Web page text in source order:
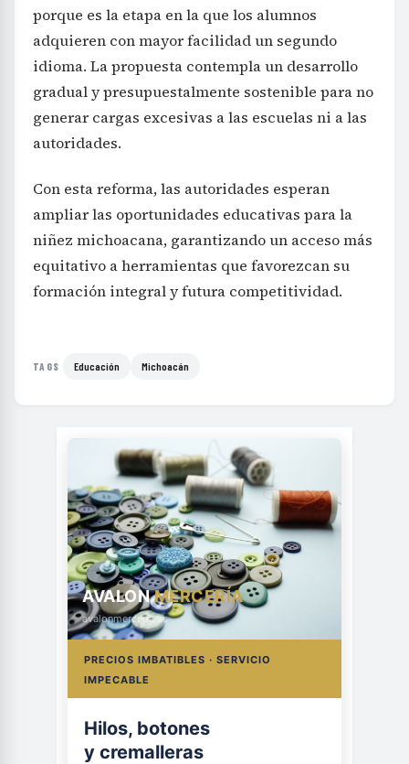
porque es la etapa en la que los alumnos
adquieren con mayor facilidad un segundo
idioma. La propuesta contempla un desarrollo
gradual y presupuestalmente sostenible para no
generar cargas excesivas a las escuelas ni a las
autoridades.
Con esta reforma, las autoridades esperan
ampliar las oportunidades educativas para la
niñez michoacana, garantizando un acceso más
equitativo a herramientas que favorezcan su
formación integral y futura competitividad.
TAGS Educación Michoacán
AVALONMERCERÍA
avalonmerceria.es
PRECIOS IMBATIBLES · SERVICIO
IMPECABLE
Hilos, botones
y cremalleras